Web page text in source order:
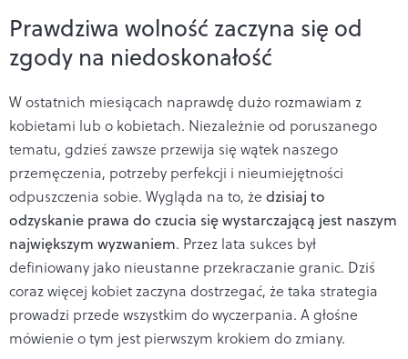
Prawdziwa wolność zaczyna się od
zgody na niedoskonałość
W ostatnich miesiącach naprawdę dużo rozmawiam z
kobietami lub o kobietach. Niezależnie od poruszanego
tematu, gdzieś zawsze przewija się wątek naszego
przemęczenia, potrzeby perfekcji i nieumiejętności
odpuszczenia sobie. Wygląda na to, że dzisiaj to
odzyskanie prawa do czucia się wystarczającą jest naszym
największym wyzwaniem. Przez lata sukces był
definiowany jako nieustanne przekraczanie granic. Dziś
coraz więcej kobiet zaczyna dostrzegać, że taka strategia
prowadzi przede wszystkim do wyczerpania. A głośne
mówienie o tym jest pierwszym krokiem do zmiany.